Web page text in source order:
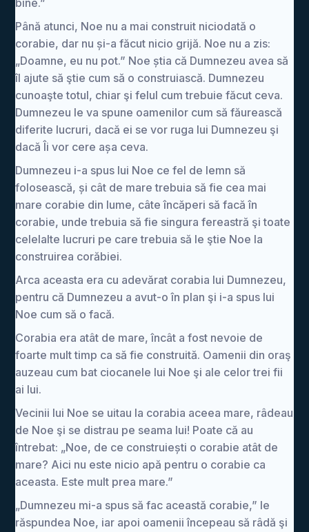
bine.”
Până atunci, Noe nu a mai construit niciodată o
corabie, dar nu și-a făcut nicio grijă. Noe nu a zis:
„Doamne, eu nu pot.” Noe știa că Dumnezeu avea să
îl ajute să ştie cum să o construiască. Dumnezeu
cunoaşte totul, chiar şi felul cum trebuie făcut ceva.
Dumnezeu le va spune oamenilor cum să făurească
diferite lucruri, dacă ei se vor ruga lui Dumnezeu şi
dacă Îi vor cere așa ceva.
Dumnezeu i-a spus lui Noe ce fel de lemn să
folosească, și cât de mare trebuia să fie cea mai
mare corabie din lume, câte încăperi să facă în
corabie, unde trebuia să fie singura fereastră şi toate
celelalte lucruri pe care trebuia să le ştie Noe la
construirea corăbiei.
Arca aceasta era cu adevărat corabia lui Dumnezeu,
pentru că Dumnezeu a avut-o în plan şi i-a spus lui
Noe cum să o facă.
Corabia era atât de mare, încât a fost nevoie de
foarte mult timp ca să fie construită. Oamenii din oraş
auzeau cum bat ciocanele lui Noe şi ale celor trei fii
ai lui.
Vecinii lui Noe se uitau la corabia aceea mare, râdeau
de Noe şi se distrau pe seama lui! Poate că au
întrebat: „Noe, de ce construiești o corabie atât de
mare? Aici nu este nicio apă pentru o corabie ca
aceasta. Este mult prea mare.”
„Dumnezeu mi-a spus să fac această corabie,” le
răspundea Noe, iar apoi oamenii începeau să râdă şi